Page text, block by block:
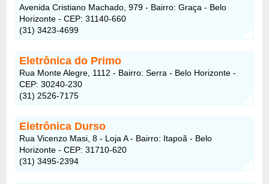
Avenida Cristiano Machado, 979 - Bairro: Graça - Belo
Horizonte - CEP: 31140-660
(31) 3423-4699
Eletrônica do Primo
Rua Monte Alegre, 1112 - Bairro: Serra - Belo Horizonte -
CEP: 30240-230
(31) 2526-7175
Eletrônica Durso
Rua Vicenzo Masi, 8 - Loja A - Bairro: Itapoã - Belo
Horizonte - CEP: 31710-620
(31) 3495-2394